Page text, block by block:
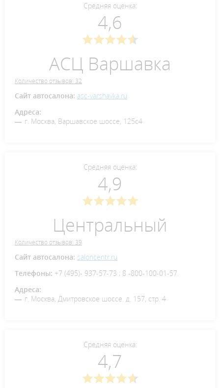
Средняя оценка:
4,6
АСЦ Варшавка
Количество отзывов: 32
Сайт автосалона: asc-varshavka.ru
Адреса:
г. Москва, Варшавское шоссе, 125с4
Средняя оценка:
4,9
Центральный
Количество отзывов: 39
Сайт автосалона: saloncentr.ru
Телефоны: +7 (495)- 937-57-73 ; 8 -800-100-01-57.
Адреса:
г. Москва, Дмитровское шоссе. д. 157, стр. 4
Средняя оценка:
4,7